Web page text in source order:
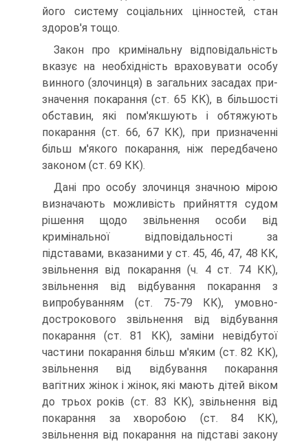
його систему соціальних цінностей, стан
здоров'я тощо.
Закон про кримінальну відповідальність
вказує на необхідність враховувати особу
винного (злочинця) в загальних засадах при-
значення покарання (ст. 65 КК), в більшості
обставин, які пом'якшують і обтяжують
покарання (ст. 66, 67 КК), при призначенні
більш м'якого покарання, ніж передбачено
законом (ст. 69 КК).
Дані про особу злочинця значною мірою
визначають можливість прийняття судом
рішення щодо звільнення особи від
кримінальної відповідальності за
підставами, вказаними у ст. 45, 46, 47, 48 КК,
звільнення від покарання (ч. 4 ст. 74 КК),
звільнення від відбування покарання з
випробуванням (ст. 75-79 КК), умовно-
дострокового звільнення від відбування
покарання (ст. 81 КК), заміни невідбутої
частини покарання більш м'яким (ст. 82 КК),
звільнення від відбування покарання
вагітних жінок і жінок, які мають дітей віком
до трьох років (ст. 83 КК), звільнення від
покарання за хворобою (ст. 84 КК),
звільнення від покарання на підставі закону